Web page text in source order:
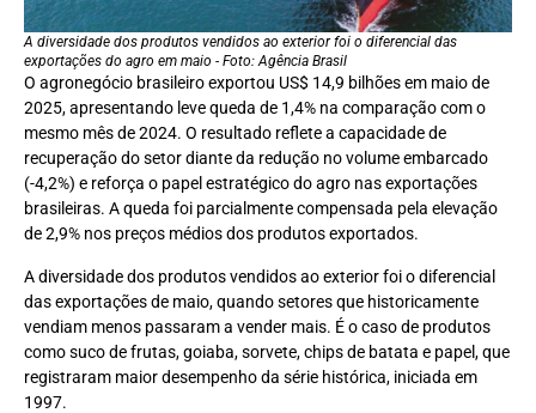
A diversidade dos produtos vendidos ao exterior foi o diferencial das
exportações do agro em maio - Foto: Agência Brasil
O agronegócio brasileiro exportou US$ 14,9 bilhões em maio de
2025, apresentando leve queda de 1,4% na comparação com o
mesmo mês de 2024. O resultado reflete a capacidade de
recuperação do setor diante da redução no volume embarcado
(-4,2%) e reforça o papel estratégico do agro nas exportações
brasileiras. A queda foi parcialmente compensada pela elevação
de 2,9% nos preços médios dos produtos exportados.
A diversidade dos produtos vendidos ao exterior foi o diferencial
das exportações de maio, quando setores que historicamente
vendiam menos passaram a vender mais. É o caso de produtos
como suco de frutas, goiaba, sorvete, chips de batata e papel, que
registraram maior desempenho da série histórica, iniciada em
1997.